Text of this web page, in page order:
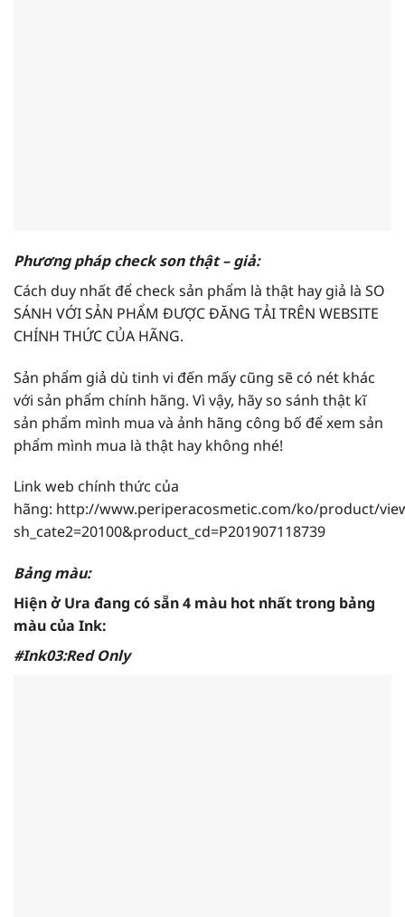
Phương pháp check son thật – giả:
Cách duy nhất để check sản phẩm là thật hay giả là SO
SÁNH VỚI SẢN PHẨM ĐƯỢC ĐĂNG TẢI TRÊN WEBSITE
CHÍNH THỨC CỦA HÃNG.
Sản phẩm giả dù tinh vi đến mấy cũng sẽ có nét khác
với sản phẩm chính hãng. Vì vậy, hãy so sánh thật kĩ
sản phẩm mình mua và ảnh hãng công bố để xem sản
phẩm mình mua là thật hay không nhé!
Link web chính thức của
hãng: http://www.periperacosmetic.com/ko/product/
sh_cate2=20100&product_cd=P201907118739
Bảng màu:
Hiện ở Ura đang có sẵn 4 màu hot nhất trong bảng
màu của Ink:
#Ink03:Red Only